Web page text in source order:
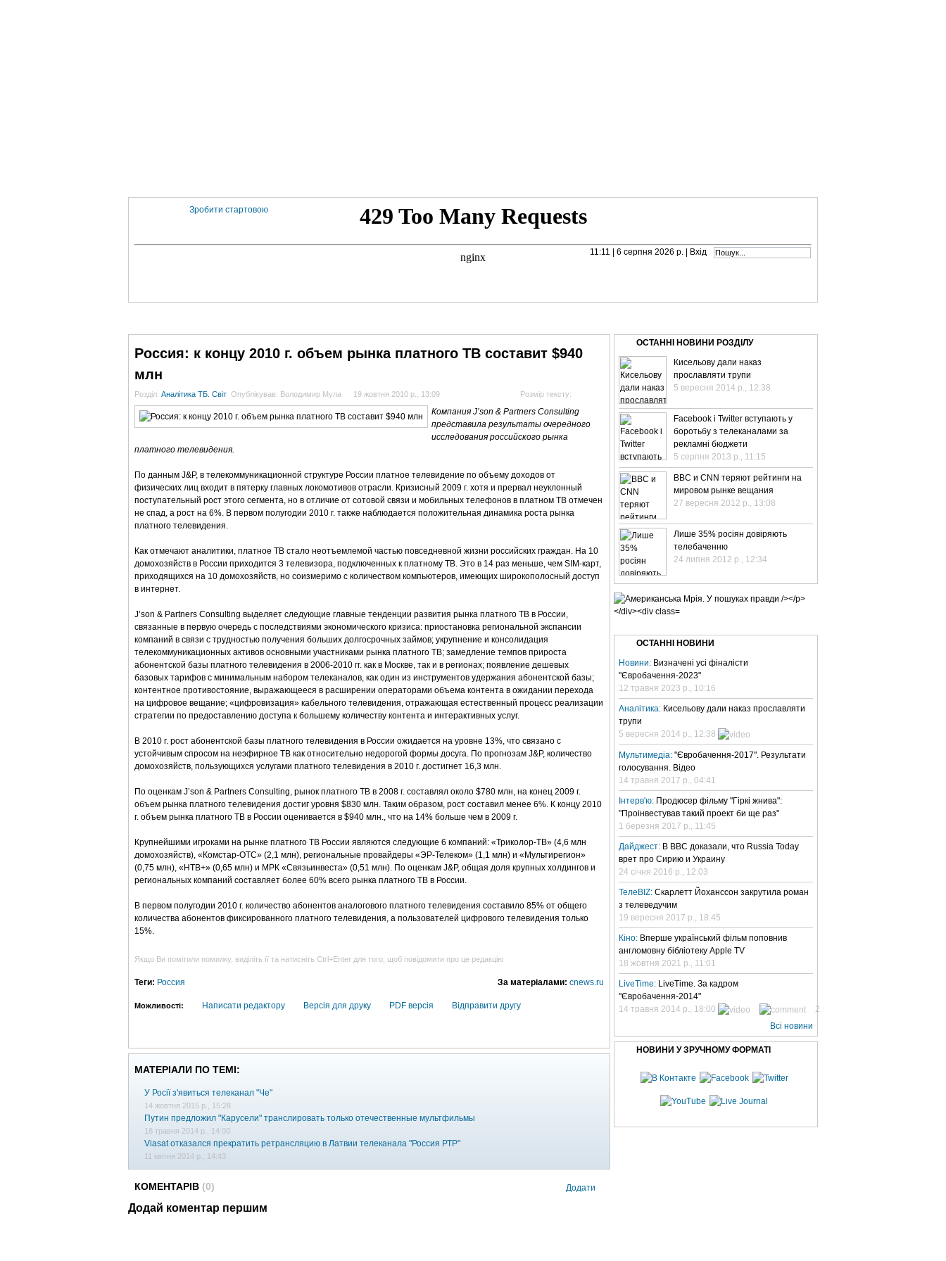
Зробити стартовою
11:11 | 6 серпня 2026 р. | Вхід
Россия: к концу 2010 г. объем рынка платного ТВ составит $940
млн
Розмір тексту:
Розділ: Аналітика ТБ. Світ Опублікував: Володимир Мула 19 жовтня 2010 р., 13:09
Компания J’son & Partners Consulting
представила результаты очередного
исследования российского рынка
платного телевидения.
По данным J&P, в телекоммуникационной структуре России платное телевидение по объему доходов от
физических лиц входит в пятерку главных локомотивов отрасли. Кризисный 2009 г. хотя и прервал неуклонный
поступательный рост этого сегмента, но в отличие от сотовой связи и мобильных телефонов в платном ТВ отмечен
не спад, а рост на 6%. В первом полугодии 2010 г. также наблюдается положительная динамика роста рынка
платного телевидения.
Как отмечают аналитики, платное ТВ стало неотъемлемой частью повседневной жизни российских граждан. На 10
домохозяйств в России приходится 3 телевизора, подключенных к платному ТВ. Это в 14 раз меньше, чем SIM-карт,
приходящихся на 10 домохозяйств, но соизмеримо с количеством компьютеров, имеющих широкополосный доступ
в интернет.
J’son & Partners Consulting выделяет следующие главные тенденции развития рынка платного ТВ в России,
связанные в первую очередь с последствиями экономического кризиса: приостановка региональной экспансии
компаний в связи с трудностью получения больших долгосрочных займов; укрупнение и консолидация
телекоммуникационных активов основными участниками рынка платного ТВ; замедление темпов прироста
абонентской базы платного телевидения в 2006-2010 гг. как в Москве, так и в регионах; появление дешевых
базовых тарифов с минимальным набором телеканалов, как один из инструментов удержания абонентской базы;
контентное противостояние, выражающееся в расширении операторами объема контента в ожидании перехода
на цифровое вещание; «цифровизация» кабельного телевидения, отражающая естественный процесс реализации
стратегии по предоставлению доступа к большему количеству контента и интерактивных услуг.
В 2010 г. рост абонентской базы платного телевидения в России ожидается на уровне 13%, что связано с
устойчивым спросом на неэфирное ТВ как относительно недорогой формы досуга. По прогнозам J&P, количество
домохозяйств, пользующихся услугами платного телевидения в 2010 г. достигнет 16,3 млн.
По оценкам J’son & Partners Consulting, рынок платного ТВ в 2008 г. составлял около $780 млн, на конец 2009 г.
объем рынка платного телевидения достиг уровня $830 млн. Таким образом, рост составил менее 6%. К концу 2010
г. объем рынка платного ТВ в России оценивается в $940 млн., что на 14% больше чем в 2009 г.
Крупнейшими игроками на рынке платного ТВ России являются следующие 6 компаний: «Триколор-ТВ» (4,6 млн
домохозяйств), «Комстар-ОТС» (2,1 млн), региональные провайдеры «ЭР-Телеком» (1,1 млн) и «Мультирегион»
(0,75 млн), «НТВ+» (0,65 млн) и МРК «Связьинвеста» (0,51 млн). По оценкам J&P, общая доля крупных холдингов и
региональных компаний составляет более 60% всего рынка платного ТВ в России.
В первом полугодии 2010 г. количество абонентов аналогового платного телевидения составило 85% от общего
количества абонентов фиксированного платного телевидения, а пользователей цифрового телевидения только
15%.
Якщо Ви помітили помилку, виділіть її та натисніть Ctrl+Enter для того, щоб повідомити про це редакцію
За матеріалами: cnews.ru
Теги: Россия
Можливості: Написати редактору Версія для друку PDF версія Відправити другу
МАТЕРІАЛИ ПО ТЕМІ:
У Росії з'явиться телеканал "Че"
14 жовтня 2015 р., 15:28
Путин предложил "Карусели" транслировать только отечественные мультфильмы
16 травня 2014 р., 14:00
Viasat отказался прекратить ретрансляцию в Латвии телеканала "Россия РТР"
11 квітня 2014 р., 14:43
Додати
КОМЕНТАРІВ (0)
Додай коментар першим
ОСТАННІ НОВИНИ РОЗДІЛУ
Кисельову дали наказ
прославляти трупи
5 вересня 2014 р., 12:38
Facebook і Twitter вступають у
боротьбу з телеканалами за
рекламні бюджети
5 серпня 2013 р., 11:15
BBC и CNN теряют рейтинги на
мировом рынке вещания
27 вересня 2012 р., 13:08
Лише 35% росіян довіряють
телебаченню
24 липня 2012 р., 12:34
ОСТАННІ НОВИНИ
Новини: Визначені усі фіналісти
"Євробачення-2023"
12 травня 2023 р., 10:16
Аналітика: Кисельову дали наказ прославляти
трупи
5 вересня 2014 р., 12:38
Мультимедіа: "Євробачення-2017". Результати
голосування. Відео
14 травня 2017 р., 04:41
Інтерв'ю: Продюсер фільму "Гіркі жнива":
"Проінвестував такий проект би ще раз"
1 березня 2017 р., 11:45
Дайджест: В BBC доказали, что Russia Today
врет про Сирию и Украину
24 січня 2016 р., 12:03
ТелеBIZ: Скарлетт Йоханссон закрутила роман
з телеведучим
19 вересня 2017 р., 18:45
Кіно: Вперше український фільм поповнив
англомовну бібліотеку Apple TV
18 жовтня 2021 р., 11:01
LiveTime: LiveTime. За кадром
"Євробачення-2014"
14 травня 2014 р., 18:00
2
Всі новини
НОВИНИ У ЗРУЧНОМУ ФОРМАТІ